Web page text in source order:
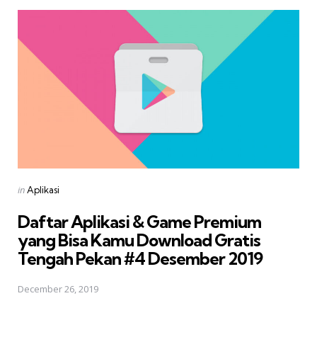
Posted
inAplikasi
Daftar Aplikasi & Game Premium
yang Bisa Kamu Download Gratis 
Tengah Pekan #4 Desember 2019
December 26, 2019